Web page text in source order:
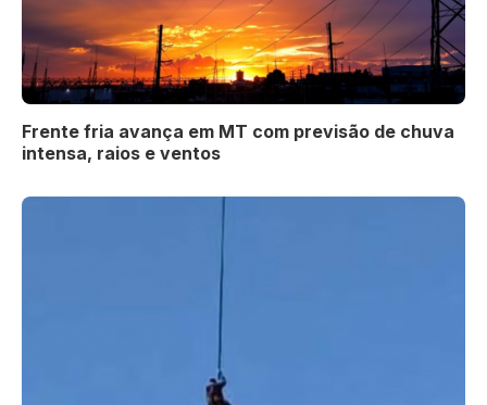
Frente fria avança em MT com previsão de chuva
intensa, raios e ventos